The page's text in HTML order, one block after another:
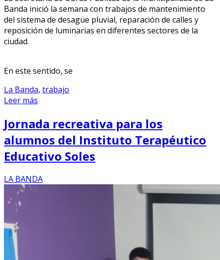
Banda inició la semana con trabajos de mantenimiento
del sistema de desagüe pluvial, reparación de calles y
reposición de luminarias en diferentes sectores de la
ciudad.
En este sentido, se
La Banda, trabajo
Leer más
Jornada recreativa para los
alumnos del Instituto Terapéutico
Educativo Soles
LA BANDA